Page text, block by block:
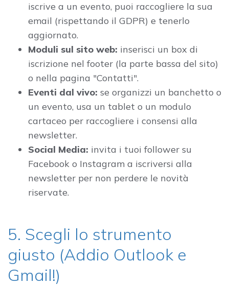
iscrive a un evento, puoi raccogliere la sua
email (rispettando il GDPR) e tenerlo
aggiornato.
Moduli sul sito web: inserisci un box di
iscrizione nel footer (la parte bassa del sito)
o nella pagina "Contatti".
Eventi dal vivo: se organizzi un banchetto o
un evento, usa un tablet o un modulo
cartaceo per raccogliere i consensi alla
newsletter.
Social Media: invita i tuoi follower su
Facebook o Instagram a iscriversi alla
newsletter per non perdere le novità
riservate.
5. Scegli lo strumento
giusto (Addio Outlook e
Gmail!)